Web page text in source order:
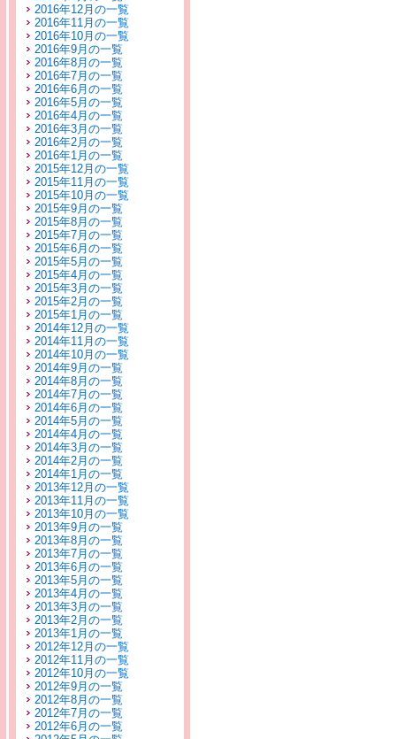
2016年12月の一覧
2016年11月の一覧
2016年10月の一覧
2016年9月の一覧
2016年8月の一覧
2016年7月の一覧
2016年6月の一覧
2016年5月の一覧
2016年4月の一覧
2016年3月の一覧
2016年2月の一覧
2016年1月の一覧
2015年12月の一覧
2015年11月の一覧
2015年10月の一覧
2015年9月の一覧
2015年8月の一覧
2015年7月の一覧
2015年6月の一覧
2015年5月の一覧
2015年4月の一覧
2015年3月の一覧
2015年2月の一覧
2015年1月の一覧
2014年12月の一覧
2014年11月の一覧
2014年10月の一覧
2014年9月の一覧
2014年8月の一覧
2014年7月の一覧
2014年6月の一覧
2014年5月の一覧
2014年4月の一覧
2014年3月の一覧
2014年2月の一覧
2014年1月の一覧
2013年12月の一覧
2013年11月の一覧
2013年10月の一覧
2013年9月の一覧
2013年8月の一覧
2013年7月の一覧
2013年6月の一覧
2013年5月の一覧
2013年4月の一覧
2013年3月の一覧
2013年2月の一覧
2013年1月の一覧
2012年12月の一覧
2012年11月の一覧
2012年10月の一覧
2012年9月の一覧
2012年8月の一覧
2012年7月の一覧
2012年6月の一覧